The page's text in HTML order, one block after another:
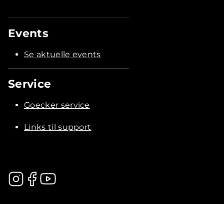
Events
Se aktuelle events
Service
Goecker service
Links til support